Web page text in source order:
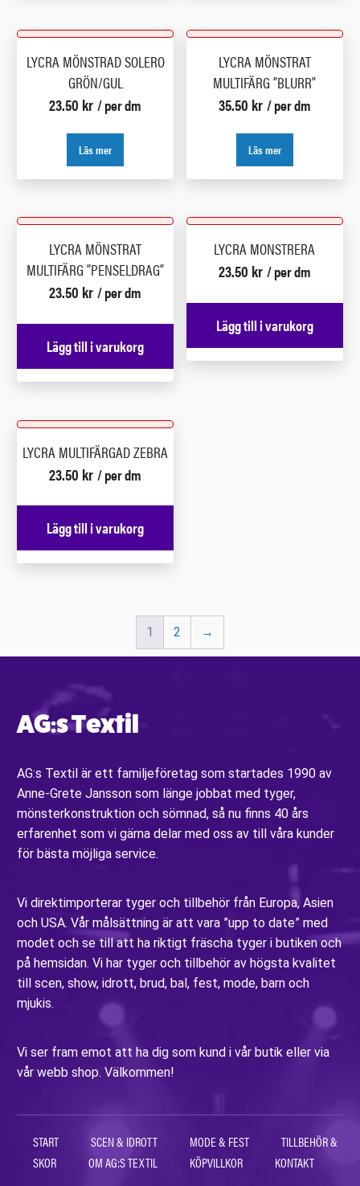
LYCRA MÖNSTRAD SOLERO
GRÖN/GUL
23.50 kr / per dm
Läs mer
LYCRA MÖNSTRAT
MULTIFÄRG ”BLURR”
35.50 kr / per dm
Läs mer
LYCRA MÖNSTRAT
MULTIFÄRG ”PENSELDRAG”
23.50 kr / per dm
Lägg till i varukorg
LYCRA MONSTRERA
23.50 kr / per dm
Lägg till i varukorg
LYCRA MULTIFÄRGAD ZEBRA
23.50 kr / per dm
Lägg till i varukorg
1 2 →
AG:s Textil
AG:s Textil är ett familjeföretag som startades 1990 av
Anne-Grete Jansson som länge jobbat med tyger,
mönsterkonstruktion och sömnad, så nu finns 40 års
erfarenhet som vi gärna delar med oss av till våra kunder
för bästa möjliga service.
Vi direktimporterar tyger och tillbehör från Europa, Asien
och USA. Vår målsättning är att vara ”upp to date” med
modet och se till att ha riktigt fräscha tyger i butiken och
på hemsidan. Vi har tyger och tillbehör av högsta kvalitet
till scen, show, idrott, brud, bal, fest, mode, barn och
mjukis.
Vi ser fram emot att ha dig som kund i vår butik eller via
vår webb shop. Välkommen!
START SCEN & IDROTT MODE & FEST
TILLBEHÖR &
SKOR
OM AG:S TEXTIL KÖPVILLKOR KONTAKT